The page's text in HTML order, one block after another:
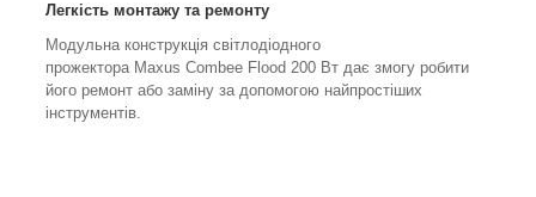
Легкість монтажу та ремонту
Модульна конструкція світлодіодного
прожектора Maxus Combee Flood 200 Вт дає змогу робити
його ремонт або заміну за допомогою найпростіших
інструментів.